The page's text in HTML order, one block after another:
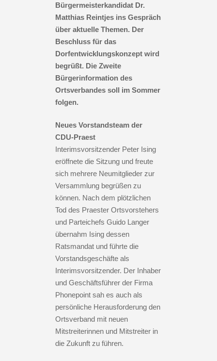
Bürgermeisterkandidat Dr.
Matthias Reintjes ins Gespräch
über aktuelle Themen. Der
Beschluss für das
Dorfentwicklungskonzept wird
begrüßt. Die Zweite
Bürgerinformation des
Ortsverbandes soll im Sommer
folgen.
Neues Vorstandsteam der
CDU-Praest
Interimsvorsitzender Peter Ising
eröffnete die Sitzung und freute
sich mehrere Neumitglieder zur
Versammlung begrüßen zu
können. Nach dem plötzlichen
Tod des Praester Ortsvorstehers
und Parteichefs Guido Langer
übernahm Ising dessen
Ratsmandat und führte die
Vorstandsgeschäfte als
Interimsvorsitzender. Der Inhaber
und Geschäftsführer der Firma
Phonepoint sah es auch als
persönliche Herausforderung den
Ortsverband mit neuen
Mitstreiterinnen und Mitstreiter in
die Zukunft zu führen.